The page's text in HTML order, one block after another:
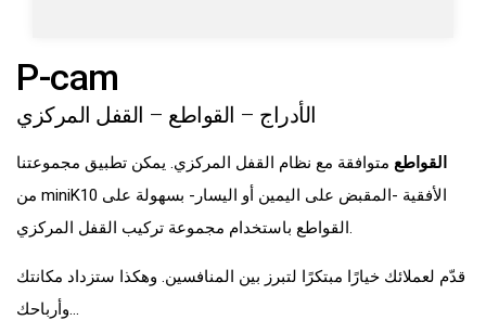
P-cam
الأدراج – القواطع – القفل المركزي
القواطع متوافقة مع نظام القفل المركزي. يمكن تطبيق مجموعتنا
من miniK10 الأفقية -المقبض على اليمين أو اليسار- بسهولة على
القواطع باستخدام مجموعة تركيب القفل المركزي.
قدّم لعملائك خيارًا مبتكرًا لتبرز بين المنافسين. وهكذا ستزداد مكانتك
وأرباحك...